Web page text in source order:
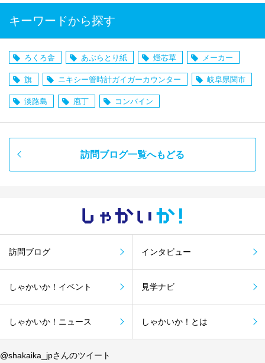
キーワードから探す
ろくろ舎 あぶらとり紙 燈芯草 メーカー
旗 ニキシー管時計ガイガーカウンター 岐阜県関市
淡路島 庖丁 コンバイン
訪問ブログ一覧へもどる
しゃかい か！
訪問ブログ インタビュー
しゃかいか！イベント 見学ナビ
しゃかいか！ニュース しゃかいか！とは
@shakaika_jpさんのツイート